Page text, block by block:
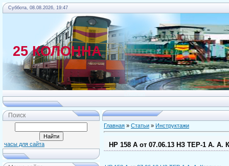
Суббота, 08.08.2026, 19:47
25 КОЛОННА
Поиск
часы для сайта
Главная » Статьи » Инструктажи
НР 158 А от 07.06.13 НЗ ТЕР-1 А. А.